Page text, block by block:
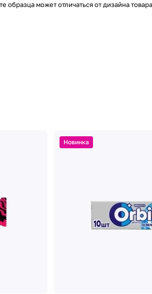
образца может отличаться от дизайна
Новинка